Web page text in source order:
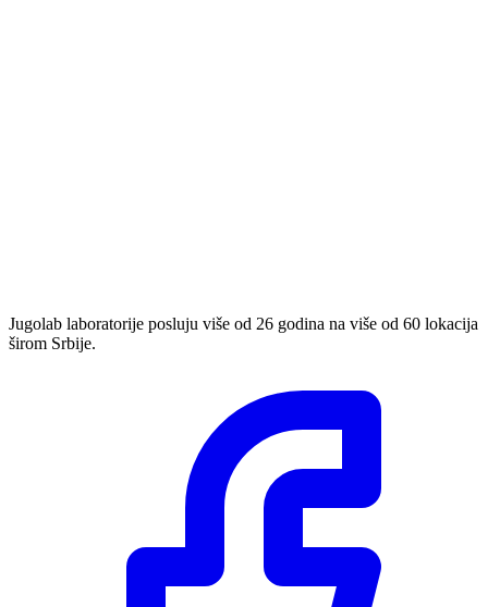
Jugolab laboratorije posluju više od 26 godina na više od 60 lokacija
širom Srbije.